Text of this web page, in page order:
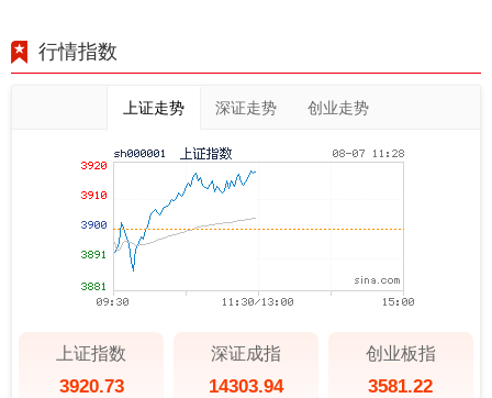
行情指数
上证走势 深证走势 创业走势
上证指数
3920.73
深证成指
14303.94
创业板指
3581.22